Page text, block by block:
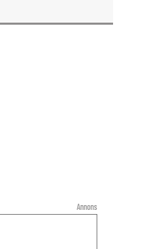
Under
klinikerna
Annons